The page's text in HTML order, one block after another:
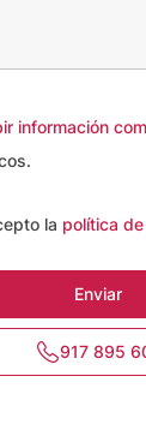
información
la política
917 895